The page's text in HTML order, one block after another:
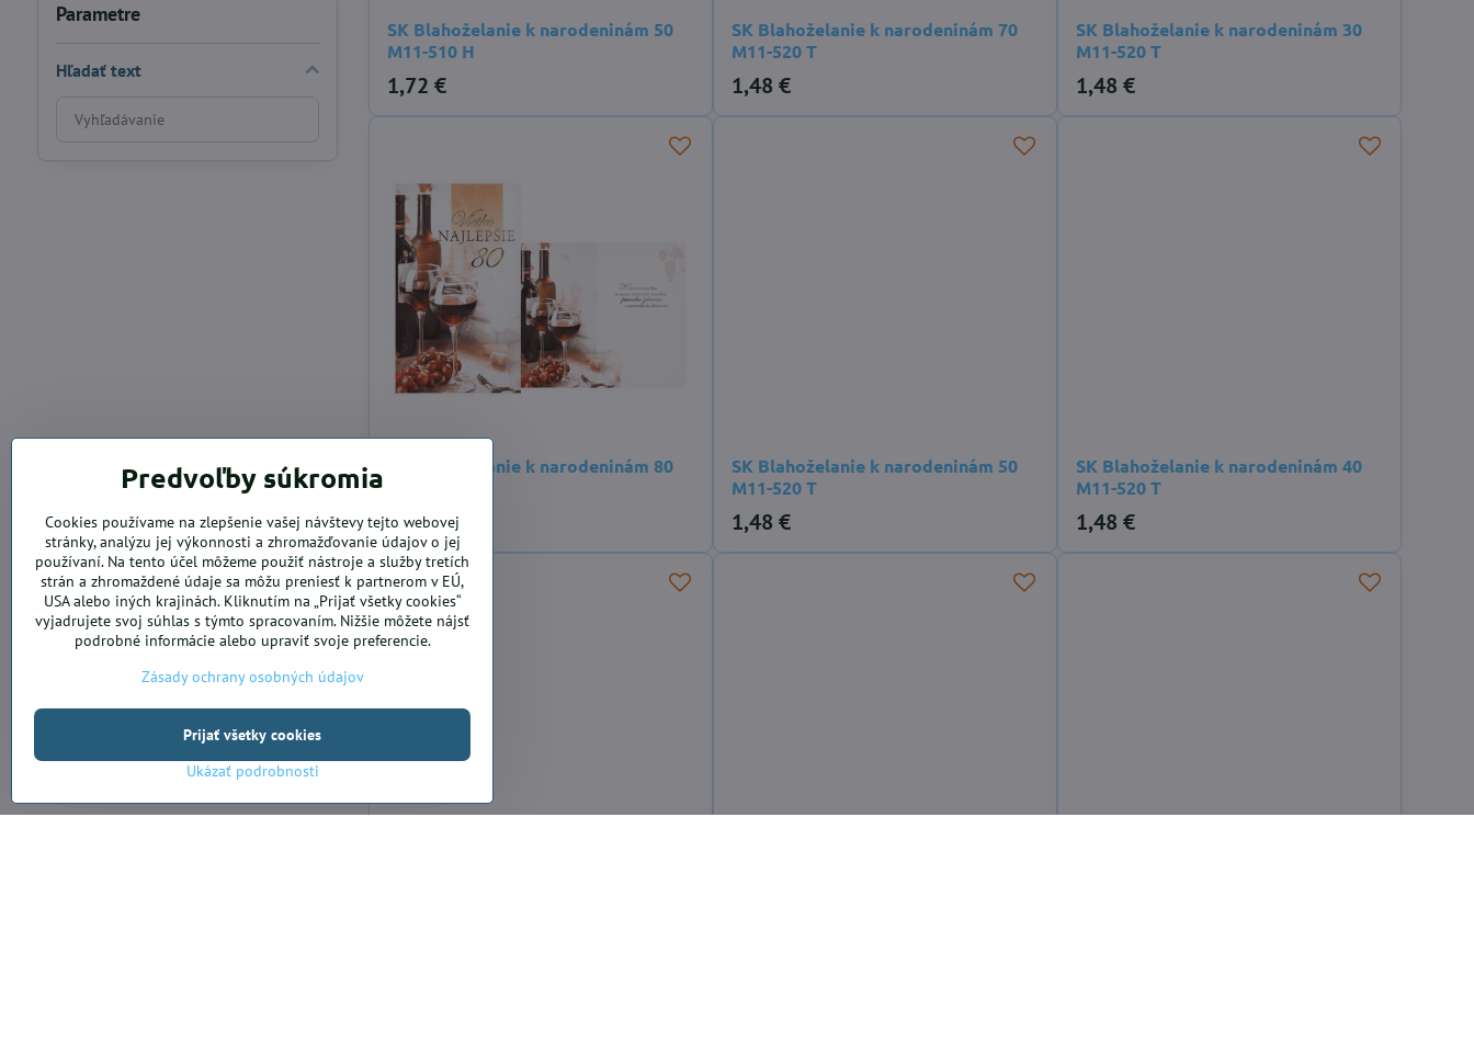
SK Blahoželanie k narodeninám 50
M11-510 H
1,72 €
SK Blahoželanie k narodeninám 70
M11-520 T
1,48 €
SK Blahoželanie k narodeninám 30
M11-520 T
1,48 €
SK Blahoželanie k narodeninám 80
1,48 €
SK Blahoželanie k narodeninám 50
M11-520 T
1,48 €
SK Blahoželanie k narodeninám 40
M11-520 T
1,48 €
Parametre
Hľadať text
Prehľadať
výsledky
filtra
Predvoľby súkromia
Cookies používame na zlepšenie vašej návštevy tejto webovej
stránky, analýzu jej výkonnosti a zhromažďovanie údajov o jej
používaní. Na tento účel môžeme použiť nástroje a služby tretích
strán a zhromaždené údaje sa môžu preniesť k partnerom v EÚ,
USA alebo iných krajinách. Kliknutím na „Prijať všetky cookies“
vyjadrujete svoj súhlas s týmto spracovaním. Nižšie môžete nájsť
podrobné informácie alebo upraviť svoje preferencie.
Zásady ochrany osobných údajov
Ukázať podrobnosti
Prijať všetky cookies